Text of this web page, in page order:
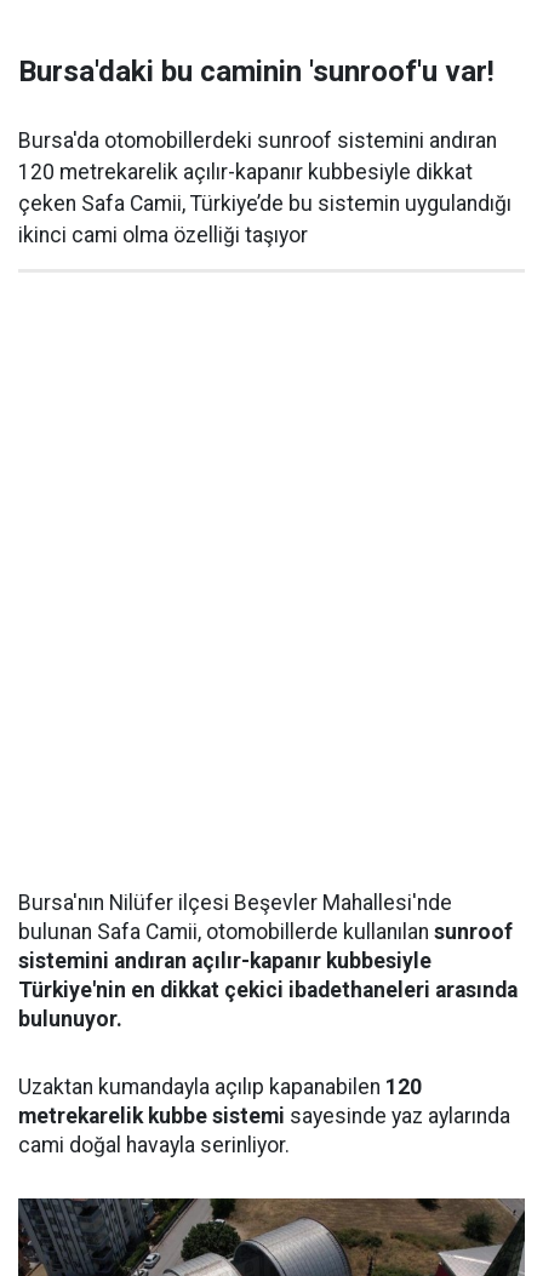
Bursa'daki bu caminin 'sunroof'u var!
Bursa'da otomobillerdeki sunroof sistemini andıran
120 metrekarelik açılır-kapanır kubbesiyle dikkat
çeken Safa Camii, Türkiye’de bu sistemin uygulandığı
ikinci cami olma özelliği taşıyor
Bursa'nın Nilüfer ilçesi Beşevler Mahallesi'nde
bulunan Safa Camii, otomobillerde kullanılan sunroof
sistemini andıran açılır-kapanır kubbesiyle
Türkiye'nin en dikkat çekici ibadethaneleri arasında
bulunuyor.
Uzaktan kumandayla açılıp kapanabilen 120
metrekarelik kubbe sistemi sayesinde yaz aylarında
cami doğal havayla serinliyor.